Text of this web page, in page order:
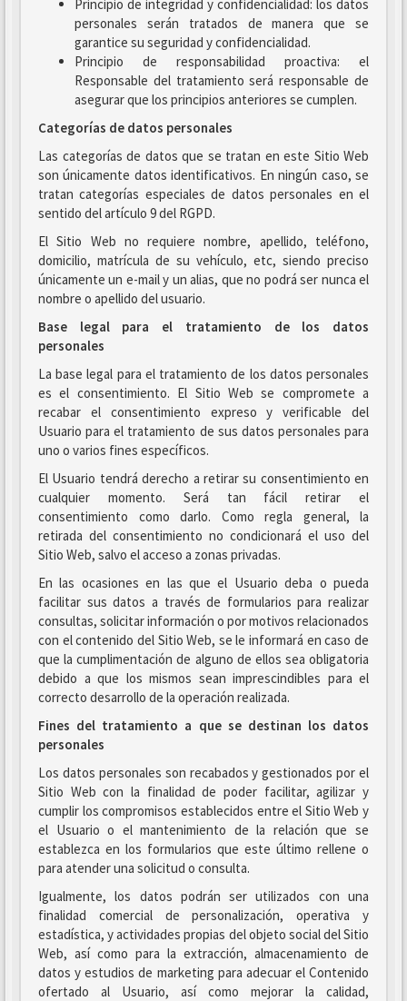
Principio de integridad y confidencialidad: los datos
personales serán tratados de manera que se
garantice su seguridad y confidencialidad.
Principio de responsabilidad proactiva: el
Responsable del tratamiento será responsable de
asegurar que los principios anteriores se cumplen.
Categorías de datos personales
Las categorías de datos que se tratan en este Sitio Web
son únicamente datos identificativos. En ningún caso, se
tratan categorías especiales de datos personales en el
sentido del artículo 9 del RGPD.
El Sitio Web no requiere nombre, apellido, teléfono,
domicilio, matrícula de su vehículo, etc, siendo preciso
únicamente un e-mail y un alias, que no podrá ser nunca el
nombre o apellido del usuario.
Base legal para el tratamiento de los datos
personales
La base legal para el tratamiento de los datos personales
es el consentimiento. El Sitio Web se compromete a
recabar el consentimiento expreso y verificable del
Usuario para el tratamiento de sus datos personales para
uno o varios fines específicos.
El Usuario tendrá derecho a retirar su consentimiento en
cualquier momento. Será tan fácil retirar el
consentimiento como darlo. Como regla general, la
retirada del consentimiento no condicionará el uso del
Sitio Web, salvo el acceso a zonas privadas.
En las ocasiones en las que el Usuario deba o pueda
facilitar sus datos a través de formularios para realizar
consultas, solicitar información o por motivos relacionados
con el contenido del Sitio Web, se le informará en caso de
que la cumplimentación de alguno de ellos sea obligatoria
debido a que los mismos sean imprescindibles para el
correcto desarrollo de la operación realizada.
Fines del tratamiento a que se destinan los datos
personales
Los datos personales son recabados y gestionados por el
Sitio Web con la finalidad de poder facilitar, agilizar y
cumplir los compromisos establecidos entre el Sitio Web y
el Usuario o el mantenimiento de la relación que se
establezca en los formularios que este último rellene o
para atender una solicitud o consulta.
Igualmente, los datos podrán ser utilizados con una
finalidad comercial de personalización, operativa y
estadística, y actividades propias del objeto social del Sitio
Web, así como para la extracción, almacenamiento de
datos y estudios de marketing para adecuar el Contenido
ofertado al Usuario, así como mejorar la calidad,